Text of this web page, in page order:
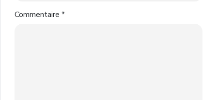
Commentaire *